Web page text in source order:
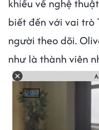
khiếu về nghệ
biết đến với vai trò
người theo dõi.
như là thành viên